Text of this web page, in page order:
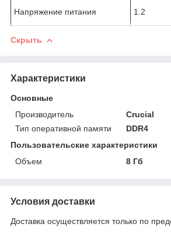
Напряжение питания 1.2
Скрыть
Характеристики
Основные
Производитель
Crucial
Тип оперативной памяти
DDR4
Пользовательские характеристики
Объем
8 Гб
Условия доставки
Доставка осуществляется только по